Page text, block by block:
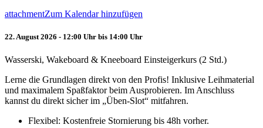
attachmentZum Kalendar hinzufügen
22. August 2026 - 12:00 Uhr bis 14:00 Uhr
Wasserski, Wakeboard & Kneeboard Einsteigerkurs (2 Std.)
Lerne die Grundlagen direkt von den Profis! Inklusive Leihmaterial
und maximalem Spaßfaktor beim Ausprobieren. Im Anschluss
kannst du direkt sicher im „Üben-Slot“ mitfahren.
Flexibel: Kostenfreie Stornierung bis 48h vorher.